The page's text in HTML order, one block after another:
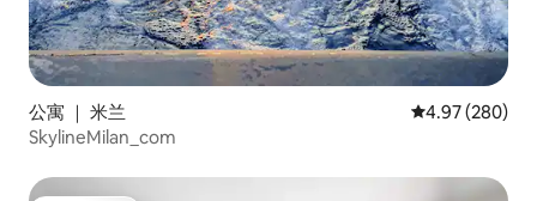
公寓 ｜ 米兰 平均评分 4.97
4.97 (280)
SkylineMilan_com